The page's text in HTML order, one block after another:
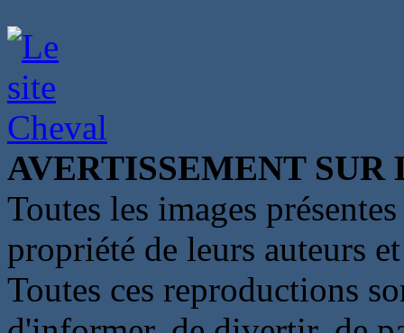
AVERTISSEMENT
Toutes les images
propriété de leurs auteurs
Toutes ces reproductions